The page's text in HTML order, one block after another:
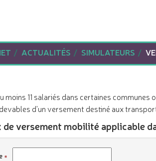
ACTUALITÉS SIMULATEURS
moins 11 salariés dans certaines
d'un versement destiné aux
versement mobilité applicable